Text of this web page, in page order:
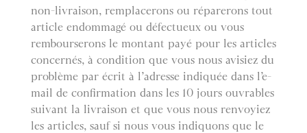
non-livraison, remplacerons ou réparerons tout
article endommagé ou défectueux ou vous
rembourserons le montant payé pour les articles
concernés, à condition que vous nous avisiez du
problème par écrit à l’adresse indiquée dans l’e-
mail de confirmation dans les 10 jours ouvrables
suivant la livraison et que vous nous renvoyiez
les articles, sauf si nous vous indiquons que le